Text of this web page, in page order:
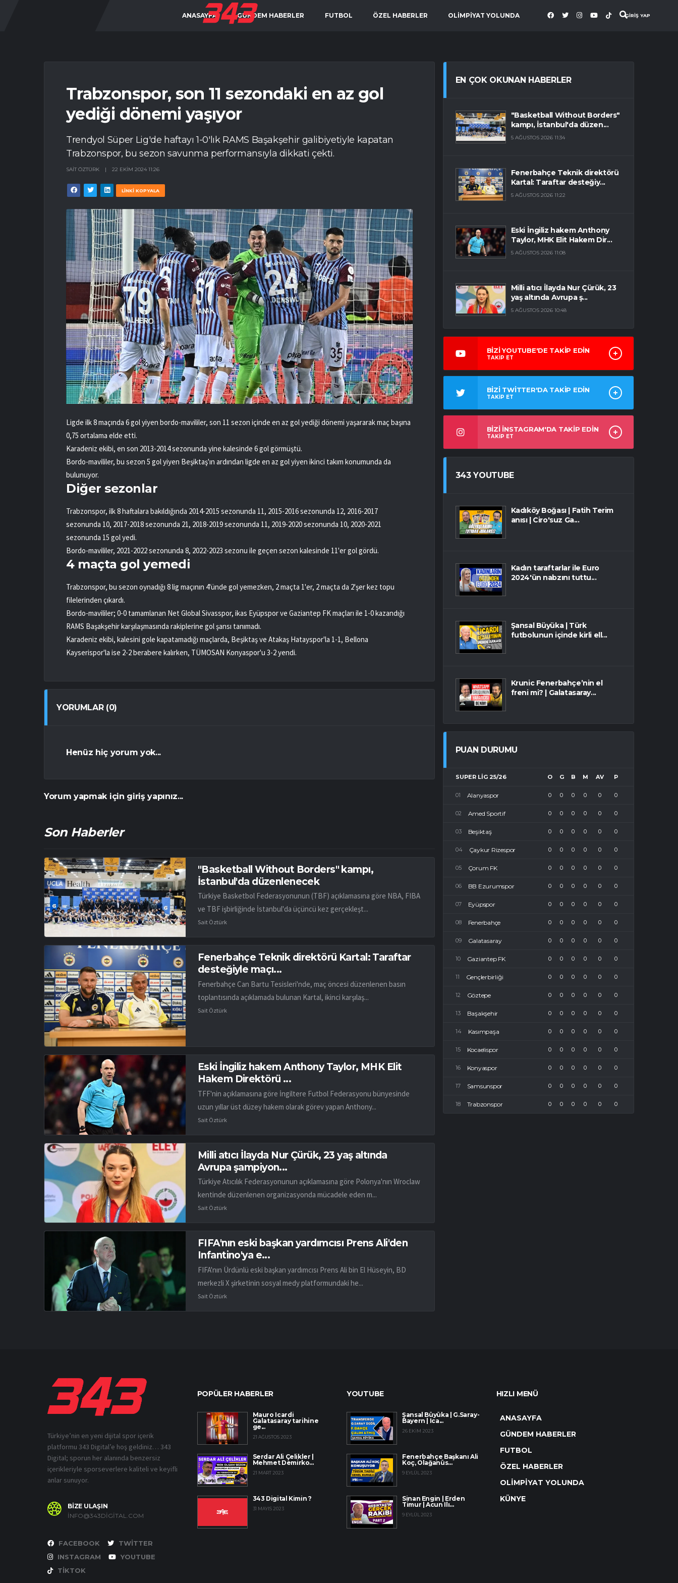
GİRİŞ YAP
ANASAYFA GÜNDEM HABERLER FUTBOL ÖZEL HABERLER OLİMPİYAT YOLUNDA
Trabzonspor, son 11 sezondaki en az gol
yediği dönemi yaşıyor
Trendyol Süper Lig'de haftayı 1-0'lık RAMS Başakşehir galibiyetiyle kapatan
Trabzonspor, bu sezon savunma performansıyla dikkati çekti.
SAIT ÖZTÜRK | 22 EKIM 2024 11:26
LİNKİ KOPYALA
Ligde ilk 8 maçında 6 gol yiyen bordo-mavililer, son 11 sezon içinde en az gol yediği dönemi yaşararak maç başına
0,75 ortalama elde etti.
Karadeniz ekibi, en son 2013-2014 sezonunda yine kalesinde 6 gol görmüştü.
Bordo-mavililer, bu sezon 5 gol yiyen Beşiktaş'ın ardından ligde en az gol yiyen ikinci takım konumunda da
bulunuyor.
Diğer sezonlar
Trabzonspor, ilk 8 haftalara bakıldığında 2014-2015 sezonunda 11, 2015-2016 sezonunda 12, 2016-2017
sezonunda 10, 2017-2018 sezonunda 21, 2018-2019 sezonunda 11, 2019-2020 sezonunda 10, 2020-2021
sezonunda 15 gol yedi.
Bordo-mavililer, 2021-2022 sezonunda 8, 2022-2023 sezonu ile geçen sezon kalesinde 11'er gol gördü.
4 maçta gol yemedi
Trabzonspor, bu sezon oynadığı 8 lig maçının 4'ünde gol yemezken, 2 maçta 1'er, 2 maçta da 2'şer kez topu
filelerinden çıkardı.
Bordo-mavililer; 0-0 tamamlanan Net Global Sivasspor, ikas Eyüpspor ve Gaziantep FK maçları ile 1-0 kazandığı
RAMS Başakşehir karşılaşmasında rakiplerine gol şansı tanımadı.
Karadeniz ekibi, kalesini gole kapatamadığı maçlarda, Beşiktaş ve Atakaş Hatayspor'la 1-1, Bellona
Kayserispor'la ise 2-2 berabere kalırken, TÜMOSAN Konyaspor'u 3-2 yendi.
YORUMLAR (0)
Henüz hiç yorum yok...
Yorum yapmak için giriş yapınız...
Son Haberler
"Basketball Without Borders" kampı,
İstanbul'da düzenlenecek
Türkiye Basketbol Federasyonunun (TBF) açıklamasına göre NBA, FIBA
ve TBF işbirliğinde İstanbul'da üçüncü kez gerçekleşt...
Sait Öztürk
Fenerbahçe Teknik direktörü Kartal: Taraftar
desteğiyle maçı...
Fenerbahçe Can Bartu Tesisleri'nde, maç öncesi düzenlenen basın
toplantısında açıklamada bulunan Kartal, ikinci karşılaş...
Sait Öztürk
Eski İngiliz hakem Anthony Taylor, MHK Elit
Hakem Direktörü ...
TFF'nin açıklamasına göre İngiltere Futbol Federasyonu bünyesinde
uzun yıllar üst düzey hakem olarak görev yapan Anthony...
Sait Öztürk
Milli atıcı İlayda Nur Çürük, 23 yaş altında
Avrupa şampiyon...
Türkiye Atıcılık Federasyonunun açıklamasına göre Polonya'nın Wroclaw
kentinde düzenlenen organizasyonda mücadele eden m...
Sait Öztürk
FIFA'nın eski başkan yardımcısı Prens Ali'den
Infantino'ya e...
FIFA'nın Ürdünlü eski başkan yardımcısı Prens Ali bin El Hüseyin, BD
merkezli X şirketinin sosyal medy platformundaki he...
Sait Öztürk
EN ÇOK OKUNAN HABERLER
"Basketball Without Borders"
kampı, İstanbul'da düzen...
5 AĞUSTOS 2026 11:34
Fenerbahçe Teknik direktörü
Kartal: Taraftar desteğiy...
5 AĞUSTOS 2026 11:22
Eski İngiliz hakem Anthony
Taylor, MHK Elit Hakem Dir...
5 AĞUSTOS 2026 11:08
Milli atıcı İlayda Nur Çürük, 23
yaş altında Avrupa ş...
5 AĞUSTOS 2026 10:48
BİZİ YOUTUBE'DE TAKİP EDİN
TAKİP ET
BİZİ TWİTTER'DA TAKİP EDİN
TAKİP ET
BİZİ İNSTAGRAM'DA TAKİP EDİN
TAKİP ET
343 YOUTUBE
Kadıköy Boğası | Fatih Terim
anısı | Ciro'suz Ga...
Kadın taraftarlar ile Euro
2024'ün nabzını tuttu...
Şansal Büyüka | Türk
futbolunun içinde kirli ell...
Krunic Fenerbahçe’nin el
freni mi? | Galatasaray...
PUAN DURUMU
SUPER LIG 25/26 O G B M AV P
Alanyaspor 0 0 0 0 0 0
Amed Sportif 0 0 0 0 0 0
Beşiktaş 0 0 0 0 0 0
Çaykur Rizespor 0 0 0 0 0 0
Çorum FK 0 0 0 0 0 0
BB Ezurumspor 0 0 0 0 0 0
Eyüpspor 0 0 0 0 0 0
Fenerbahçe 0 0 0 0 0 0
Galatasaray 0 0 0 0 0 0
Gaziantep FK 0 0 0 0 0 0
Gençlerbirliği 0 0 0 0 0 0
Göztepe 0 0 0 0 0 0
Başakşehir 0 0 0 0 0 0
Kasımpaşa 0 0 0 0 0 0
Kocaelispor 0 0 0 0 0 0
Konyaspor 0 0 0 0 0 0
Samsunspor 0 0 0 0 0 0
Trabzonspor 0 0 0 0 0 0
Türkiye’nin en yeni dijital spor içerik
platformu 343 Digital’e hoş geldiniz… 343
Digital; sporun her alanında benzersiz
içerikleriyle sporseverlere kaliteli ve keyifli
anlar sunuyor.
BİZE ULAŞIN
INFO@343DIGITAL.COM
FACEBOOK
TWITTER
INSTAGRAM
YOUTUBE
TIKTOK
POPÜLER HABERLER
Mauro Icardi
Galatasaray tarihine
ge...
21 AĞUSTOS 2023
Serdar Ali Çelikler |
Mehmet Demirko...
21 MART 2023
343 Digital Kimin ?
31 MAYIS 2023
YOUTUBE
Şansal Büyüka | G.Saray-
Bayern | Ica...
26 EKIM 2023
Fenerbahçe Başkanı Ali
Koç, Olağanüs...
9 EYLÜL 2023
Sinan Engin | Erden
Timur | Acun Ilı...
9 EYLÜL 2023
HIZLI MENÜ
ANASAYFA
GÜNDEM HABERLER
FUTBOL
ÖZEL HABERLER
OLİMPİYAT YOLUNDA
KÜNYE